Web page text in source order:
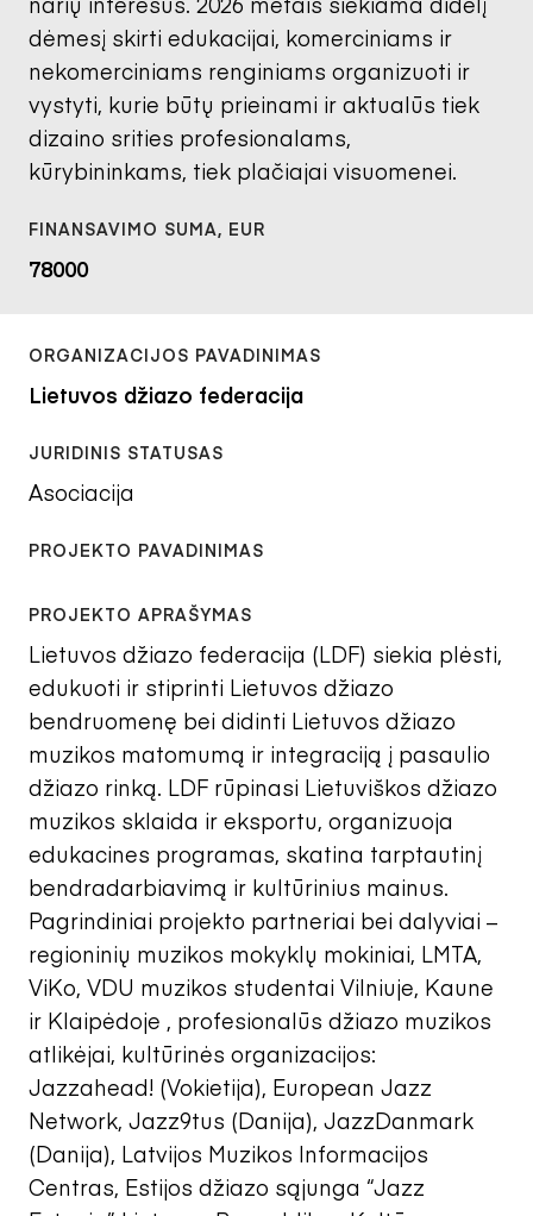
dėmesį skirti edukacijai, komerciniams ir
nekomerciniams renginiams organizuoti ir
vystyti, kurie būtų prieinami ir aktualūs tiek
dizaino srities profesionalams,
kūrybininkams, tiek plačiajai visuomenei.
78000
Lietuvos džiazo federacija
Asociacija
Lietuvos džiazo federacija (LDF) siekia plėsti,
edukuoti ir stiprinti Lietuvos džiazo
bendruomenę bei didinti Lietuvos džiazo
muzikos matomumą ir integraciją į pasaulio
džiazo rinką. LDF rūpinasi Lietuviškos džiazo
muzikos sklaida ir eksportu, organizuoja
edukacines programas, skatina tarptautinį
bendradarbiavimą ir kultūrinius mainus.
Pagrindiniai projekto partneriai bei dalyviai –
regioninių muzikos mokyklų mokiniai, LMTA,
ViKo, VDU muzikos studentai Vilniuje, Kaune
ir Klaipėdoje , profesionalūs džiazo muzikos
atlikėjai, kultūrinės organizacijos:
Jazzahead! (Vokietija), European Jazz
Network, Jazz9tus (Danija), JazzDanmark
(Danija), Latvijos Muzikos Informacijos
Centras, Estijos džiazo sąjunga “Jazz